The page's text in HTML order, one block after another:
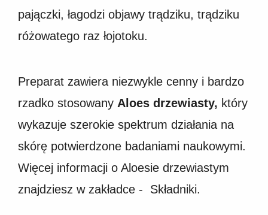
pajączki, łagodzi objawy trądziku, trądziku
różowatego raz łojotoku.
Preparat zawiera niezwykle cenny i bardzo
rzadko stosowany Aloes drzewiasty, który
wykazuje szerokie spektrum działania na
skórę potwierdzone badaniami naukowymi.
Więcej informacji o Aloesie drzewiastym
znajdziesz w zakładce - Składniki.